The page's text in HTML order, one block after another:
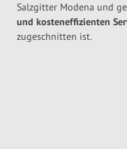
Salzgitter Modena und
und kosteneffizienten
zugeschnitten ist.